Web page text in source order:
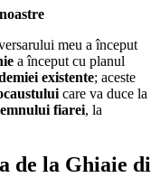
meu a început
a început cu planul
existente; aceste
care va duce la
fiarei, la
de la Ghiaie di